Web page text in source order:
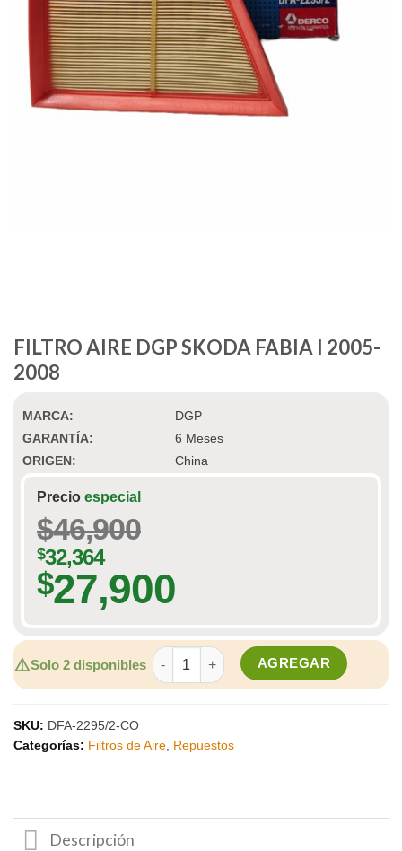
FILTRO AIRE DGP SKODA FABIA I 2005-
2008
MARCA:
DGP
GARANTÍA:
6 Meses
ORIGEN:
China
Precio especial
$46,900
$32,364
$27,900
⚠️Solo 2 disponibles
FILTRO AIRE DGP SKODA FABIA I 2005-
AGREGAR
SKU: DFA-2295/2-CO
Categorías: Filtros de Aire Repuestos
Descripción